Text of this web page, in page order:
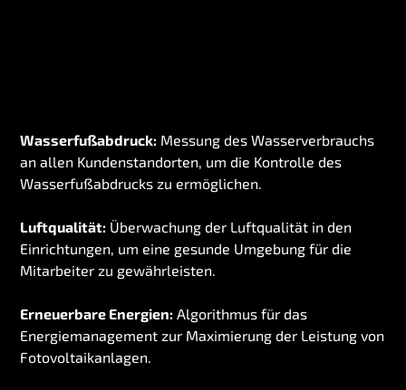
Wasserfußabdruck: Messung des Wasserverbrauchs
an allen Kundenstandorten, um die Kontrolle des
Wasserfußabdrucks zu ermöglichen.
Luftqualität: Überwachung der Luftqualität in den
Einrichtungen, um eine gesunde Umgebung für die
Mitarbeiter zu gewährleisten.
Erneuerbare Energien: Algorithmus für das
Energiemanagementzur Maximierung der Leistung von
Fotovoltaikanlagen.